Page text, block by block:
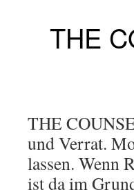
THE
THE
und Verrat.
lassen. Wenn
ist da im